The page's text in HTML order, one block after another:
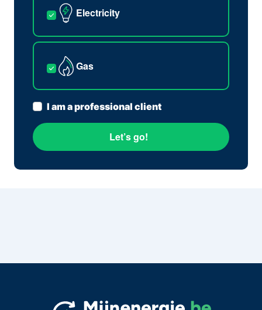
Electricity
Gas
I am a professional client
Let’s go!